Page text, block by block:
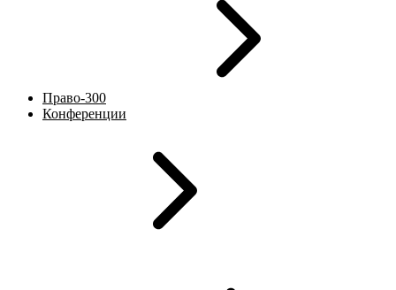
Право-300
Конференции